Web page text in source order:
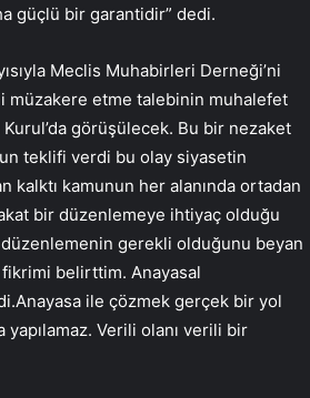
güçlü bir garantidir” dedi.
Meclis Muhabirleri Derneği’ni
müzakere etme talebinin muhalefet
görüşülecek. Bu bir nezaket
teklifi verdi bu olay siyasetin
kalktı kamunun her alanında ortadan
bir düzenlemeye ihtiyaç olduğu
gerekli olduğunu beyan
belirttim. Anayasal
ile çözmek gerçek bir yol
Verili olanı verili bir